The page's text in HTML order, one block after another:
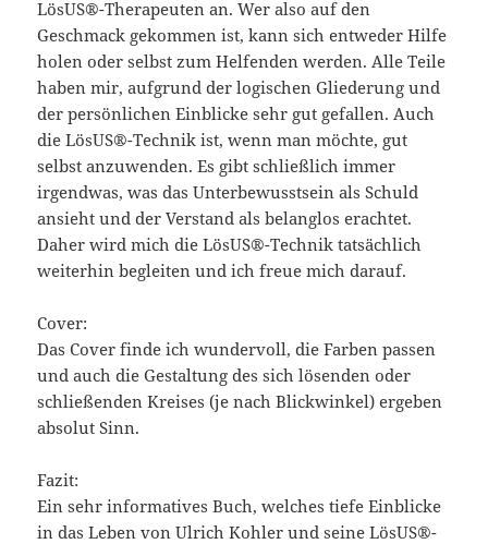
LösUS®-Therapeuten an. Wer also auf den
Geschmack gekommen ist, kann sich entweder Hilfe
holen oder selbst zum Helfenden werden. Alle Teile
haben mir, aufgrund der logischen Gliederung und
der persönlichen Einblicke sehr gut gefallen. Auch
die LösUS®-Technik ist, wenn man möchte, gut
selbst anzuwenden. Es gibt schließlich immer
irgendwas, was das Unterbewusstsein als Schuld
ansieht und der Verstand als belanglos erachtet.
Daher wird mich die LösUS®-Technik tatsächlich
weiterhin begleiten und ich freue mich darauf.
Cover:
Das Cover finde ich wundervoll, die Farben passen
und auch die Gestaltung des sich lösenden oder
schließenden Kreises (je nach Blickwinkel) ergeben
absolut Sinn.
Fazit:
Ein sehr informatives Buch, welches tiefe Einblicke
in das Leben von Ulrich Kohler und seine LösUS®-